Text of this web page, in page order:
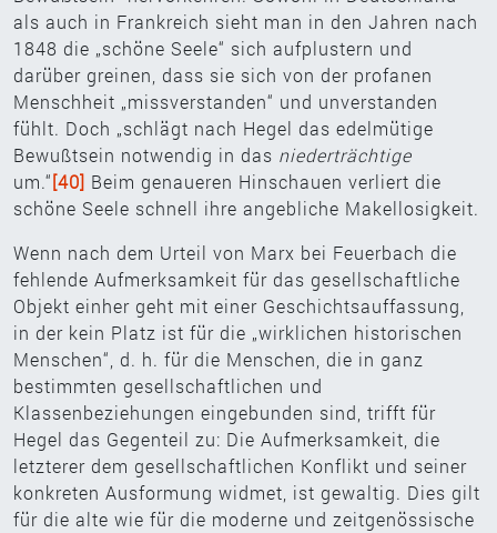
als auch in Frankreich sieht man in den Jahren nach
1848 die „schöne Seele“ sich aufplustern und
darüber greinen, dass sie sich von der profanen
Menschheit „missverstanden“ und unverstanden
fühlt. Doch „schlägt nach Hegel das edelmütige
Bewußtsein notwendig in das niederträchtige
um.“[40] Beim genaueren Hinschauen verliert die
schöne Seele schnell ihre angebliche Makellosigkeit.
Wenn nach dem Urteil von Marx bei Feuerbach die
fehlende Aufmerksamkeit für das gesellschaftliche
Objekt einher geht mit einer Geschichtsauffassung,
in der kein Platz ist für die „wirklichen historischen
Menschen“, d. h. für die Menschen, die in ganz
bestimmten gesellschaftlichen und
Klassenbeziehungen eingebunden sind, trifft für
Hegel das Gegenteil zu: Die Aufmerksamkeit, die
letzterer dem gesellschaftlichen Konflikt und seiner
konkreten Ausformung widmet, ist gewaltig. Dies gilt
für die alte wie für die moderne und zeitgenössische